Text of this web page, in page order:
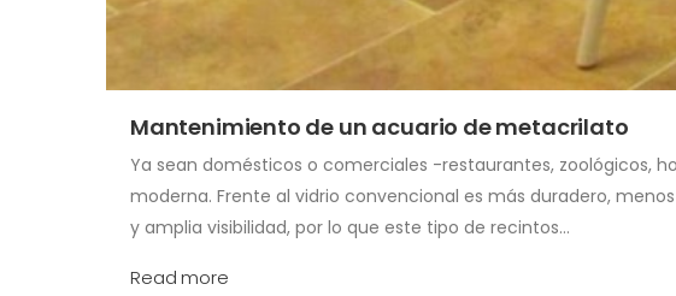
Mantenimiento de un acuario de metacrilato
Ya sean domésticos o comerciales -restaurantes, zoológicos,
moderna. Frente al vidrio convencional es más duradero,
y amplia visibilidad, por lo que este tipo de recintos…
Read more